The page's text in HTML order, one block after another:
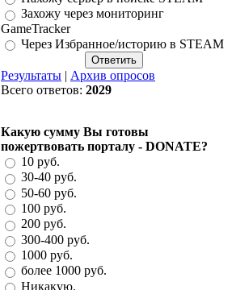
Захожу через мониторинг
GameTracker
Через Избранное/историю в STEAM
Результаты | Архив опросов
Всего ответов: 2029
Какую сумму Вы готовы
пожертвовать порталу - DONATE?
10 руб.
30-40 руб.
50-60 руб.
100 руб.
200 руб.
300-400 руб.
1000 руб.
более 1000 руб.
Никакую.